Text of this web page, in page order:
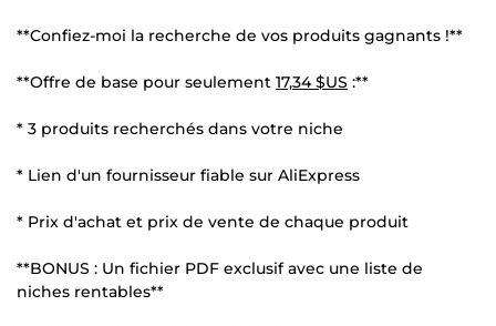
**Confiez-moi la recherche de vos produits gagnants !**
**Offre de base pour seulement 17,34 $US :**
* 3 produits recherchés dans votre niche
* Lien d'un fournisseur fiable sur AliExpress
* Prix d'achat et prix de vente de chaque produit
**BONUS : Un fichier PDF exclusif avec une liste de
niches rentables**